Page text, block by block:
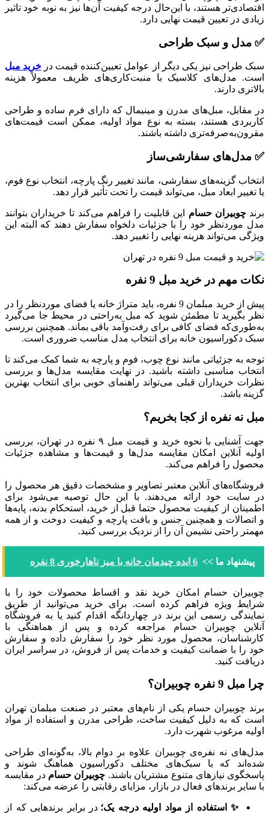
اقتصادی‌تر هستند، با این‌حال درجه کیفیت آن‌ها نیز به نوبه خود تاثیر
زیادی در تعیین قیمت نهایی دارد.
✅ مدل و سبک طراحی
سبک طراحی نیز یکی دیگر از عوامل تعیین‌کننده قیمت در خرید مبل
است. مدل‌های کلاسیک با منبت‌کاری‌های ظریف معمولاً هزینه
بالاتری دارند.
در مقابل، مبل‌های مدرن و مینیمال که دارای فرم ساده و طراحی
کاربردی هستند، بسته به نوع مواد اولیه، ممکن است قیمت‌های
مقرون‌به‌صرفه‌تری داشته باشند.
✅ مدل‌های سفارشی‌‌ساز
انتخاب گزینه‌های سفارشی‌، مانند تغییر رنگ پارچه، انتخاب نوع فوم،
یا تغییر ابعاد مبل، می‌تواند قیمت را تحت تأثیر قرار دهد.
برندچوبیران حسام این قابلیت را فراهم می‌کند تا خریداران بتوانند
مدل موردنظر خود را با جزئیات دلخواه سفارش دهند که البته این
ویژگی می‌تواند هزینه نهایی را تغییر دهد.
نکات مهم در خرید مبل 9 نفره
پیش از خرید مبلمان 9 نفره، باید متراژ خانه یا فضای موردنظر را در
نظر بگیرید تا مطمئن شوید که مبل به‌راحتی در محیط جا می‌گیرد
به‌طوری‌که فضای کافی برای رفت‌وآمد باقی بماند. همچنین بررسی
سبک دکوراسیون خانه برای انتخاب مدل مناسب ضروری است.
توجه به جزئیاتی مانند نوع چوب، فوم و پارچه به شما کمک می‌کند تا
انتخاب مناسبی داشته باشید. در نهایت مقایسه مدل‌ها و بررسی
نظرات خریداران قبلی می‌تواند راهنمای خوبی برای انتخاب بهترین
گزینه باشد.
مبل نه نفره از کجا بخریم؟
جهت آشنایی با نحوه خرید و قیمت مبل ۹ نفره در تهران، بررسی
اولیه آنلاین امکان مقایسه مدل‌ها و قیمت‌ها و مشاهده جزئیات
محصول را فراهم می‌کند.
فروشگاه‌های آنلاین معتبر تصاویر و مشخصات دقیق هر محصول را
در سایت خود ارائه می‌دهند. با این حال توصیه می‌شود برای
اطمینان از کیفیت محصول حتما قبل از خرید، استحکام بدنه، پایه‌ها
و اتصالات و همچنین جنس و بافت پارچه و کیفیت دوخت و از همه
مهمتر راحتی نشیمن‌ آن را از نزدیک بررسی کنید.
پیشنهاد ما >> 6 ایده چیدمان خانه با میز ناهارخوری 8 نفره
چوبیران حسام امکان خرید نقد و اقساط محصولات خود را با
شرایط ویژه فراهم کرده است. برای خرید می‌توانید از طریق
نمایندگی‌ رسمی این برند در چهاردانگه اقدام کنید یا به فروشگاه‌
آنلاین چوبیران حسام مراجعه کرده و پس از هماهنگی با
کارشناسان، محصول مورد نظر خود را سفارش داده و سفارش
خود را با ضمانت کیفیت و خدمات پس از فروش، در سراسر ایران
دریافت کنید.
چرا مبل 9 نفره چوبیران؟
برند چوبیران حسام یکی از نام‌های معتبر در صنعت مبلمان تهران
است که به دلیل کیفیت ساخت، طراحی مدرن و استفاده از مواد
اولیه مرغوب شهرت دارد.
مدل‌های نه نفره‌ی چوبیران علاوه بر دوام بالا، به‌گونه‌ای طراحی
شده‌اند که با سبک‌های مختلف دکوراسیون هماهنگ شوند و
پاسخگوی نیازهای متنوع مشتریان باشند. چوبیران حسام در مقایسه
با سایر برندهای فعال در بازار، مزایای رقابتی را عرضه می‌کند:
✨ استفاده از مواد اولیه درجه یک؛ در برابر برندهایی که از